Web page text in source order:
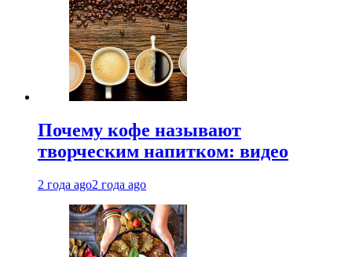
Почему кофе называют
творческим напитком: видео
2 года ago2 года ago